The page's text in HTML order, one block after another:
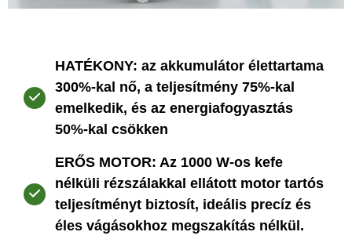
HATÉKONY: az akkumulátor élettartama
300%-kal nő, a teljesítmény 75%-kal
emelkedik, és az energiafogyasztás
50%-kal csökken
ERŐS MOTOR: Az 1000 W-os kefe
nélküli rézszálakkal ellátott motor tartós
teljesítményt biztosít, ideális precíz és
éles vágásokhoz megszakítás nélkül.